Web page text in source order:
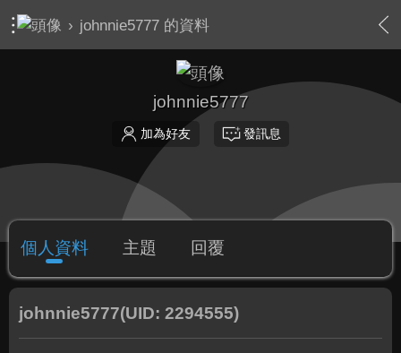
› johnnie5777 的資料
johnnie5777
加為好友 發訊息
個人資料 主題 回覆
johnnie5777(UID: 2294555)